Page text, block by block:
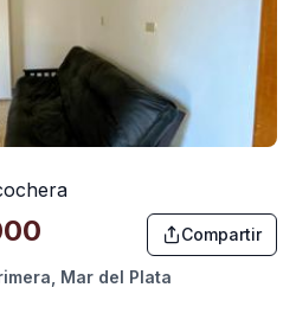
Compartir
Mar del Plata